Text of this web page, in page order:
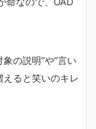
の説明”や“言い
ると笑いのキレ